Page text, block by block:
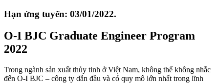
Hạn ứng tuyển: 03/01/2022.
O-I BJC Graduate Engineer Program
2022
Trong ngành sản xuất thủy tinh ở Việt Nam, không thể không nhắc
đến O-I BJC – công ty dẫn đầu và có quy mô lớn nhất trong lĩnh